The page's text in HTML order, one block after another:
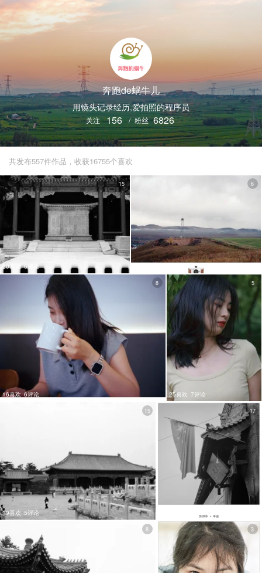
奔跑de蜗牛儿
用镜头记录经历,爱拍照的程序员
关注 156 / 粉丝 6826
共发布557件作品，收获16755个喜欢
20喜欢 6评论
15 6
16喜欢 6评论
8
25喜欢 7评论
5
19喜欢 5评论
15 17
8 3